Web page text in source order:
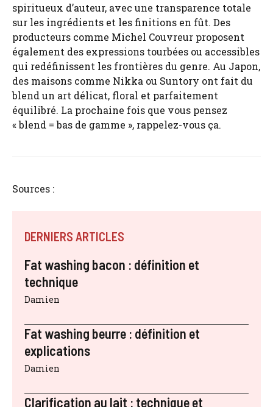
spiritueux d’auteur, avec une transparence totale
sur les ingrédients et les finitions en fût. Des
producteurs comme Michel Couvreur proposent
également des expressions tourbées ou accessibles
qui redéfinissent les frontières du genre. Au Japon,
des maisons comme Nikka ou Suntory ont fait du
blend un art délicat, floral et parfaitement
équilibré. La prochaine fois que vous pensez
« blend = bas de gamme », rappelez-vous ça.
Sources :
DERNIERS ARTICLES
Fat washing bacon : définition et
technique
Damien
Fat washing beurre : définition et
explications
Damien
Clarification au lait : technique et